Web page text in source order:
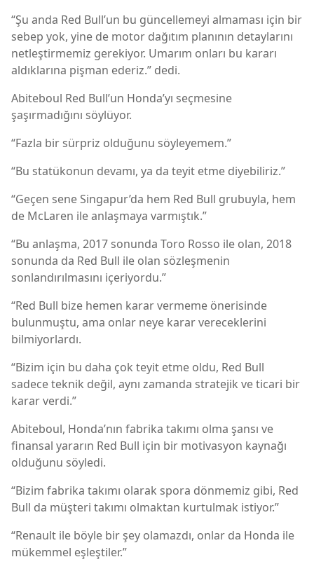
“Şu anda Red Bull’un bu güncellemeyi almaması için bir
sebep yok, yine de motor dağıtım planının detaylarını
netleştirmemiz gerekiyor. Umarım onları bu kararı
aldıklarına pişman ederiz.” dedi.
Abiteboul Red Bull’un Honda’yı seçmesine
şaşırmadığını söylüyor.
“Fazla bir sürpriz olduğunu söyleyemem.”
“Bu statükonun devamı, ya da teyit etme diyebiliriz.”
“Geçen sene Singapur’da hem Red Bull grubuyla, hem
de McLaren ile anlaşmaya varmıştık.”
“Bu anlaşma, 2017 sonunda Toro Rosso ile olan, 2018
sonunda da Red Bull ile olan sözleşmenin
sonlandırılmasını içeriyordu.”
“Red Bull bize hemen karar vermeme önerisinde
bulunmuştu, ama onlar neye karar vereceklerini
bilmiyorlardı.
“Bizim için bu daha çok teyit etme oldu, Red Bull
sadece teknik değil, aynı zamanda stratejik ve ticari bir
karar verdi.”
Abiteboul, Honda’nın fabrika takımı olma şansı ve
finansal yararın Red Bull için bir motivasyon kaynağı
olduğunu söyledi.
“Bizim fabrika takımı olarak spora dönmemiz gibi, Red
Bull da müşteri takımı olmaktan kurtulmak istiyor.”
“Renault ile böyle bir şey olamazdı, onlar da Honda ile
mükemmel eşleştiler.”